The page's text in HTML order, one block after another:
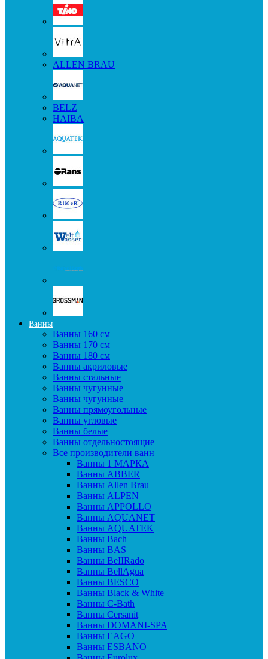
ALLEN BRAU
BELZ
HAIBA
Ванны
Ванны 160 см
Ванны 170 см
Ванны 180 см
Ванны акриловые
Ванны стальные
Ванны чугунные
Ванны чугунные
Ванны прямоугольные
Ванны угловые
Ванны белые
Ванны отдельностоящие
Все производители ванн
Ванны 1 МАРКА
Ванны ABBER
Ванны Allen Brau
Ванны ALPEN
Ванны APPOLLO
Ванны AQUANET
Ванны AQUATEK
Ванны Bach
Ванны BAS
Ванны BeIIRado
Ванны BellAgua
Ванны BESCO
Ванны Black & White
Ванны C-Bath
Ванны Cersanit
Ванны DOMANI-SPA
Ванны EAGO
Ванны ESBANO